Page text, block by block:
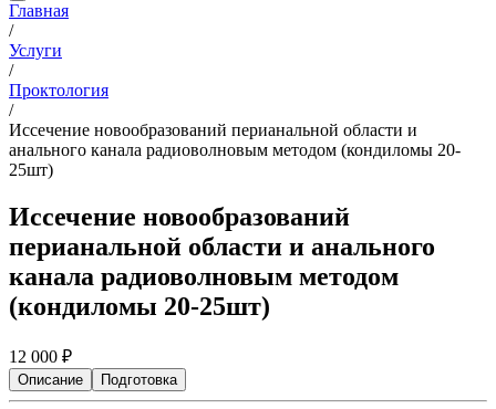
Главная
/
Услуги
/
Проктология
/
Иссечение новообразований перианальной области и
анального канала радиоволновым методом (кондиломы 20-
25шт)
Иссечение новообразований
перианальной области и анального
канала радиоволновым методом
(кондиломы 20-25шт)
12 000 ₽
Описание Подготовка